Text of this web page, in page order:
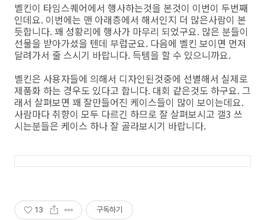
벨킨이 타임스퀘어에서 행사하는것을 본것이 이번이 두번째
인데요. 이번에는 맨 아래층에서 해서인지 더 많은사람이 본
듯합니다. 꽤 성황리에 행사가 마무리 되었구요. 많은 분들이
선물을 받아가셨을 텐데 부럽군요. 다음에 벨킨 보이면 먼저
달려가서 줄 스시기 바랍니다. 득템을 할 수 있으니까요.
벨킨은 사용자들에 의해서 디자인된것중에 선별해서 실제로
제품화 하는 경우도 있다고 합니다. 대회 같은것도 하구요. 그
래서 살펴보면 꽤 잘만들어진 케이스들이 많이 보이는데요.
사람마다 취향이 모두 다르긴 하므로 잘 살펴보시고 갤3 쓰
시는분들은 케이스 하나 잘 골라보시기 바랍니다.
13 구독하기